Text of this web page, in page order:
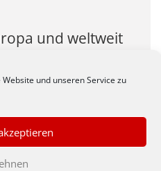
und unseren Service zu
und weltweit